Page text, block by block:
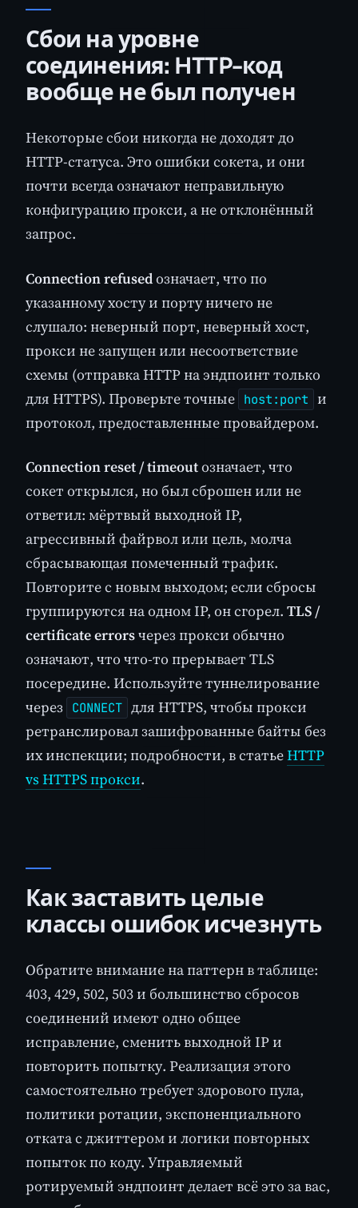
Сбои на уровне
соединения: HTTP-код
вообще не был получен
Некоторые сбои никогда не доходят до
HTTP-статуса. Это ошибки сокета, и они
почти всегда означают неправильную
конфигурацию прокси, а не отклонённый
запрос.
Connection refusedозначает, что по
указанному хосту и порту ничего не
слушало: неверный порт, неверный хост,
прокси не запущен или несоответствие
схемы (отправка HTTP на эндпоинт только
для HTTPS). Проверьте точные host:port и
протокол, предоставленные провайдером.
Connection reset / timeoutозначает, что
сокет открылся, но был сброшен или не
ответил: мёртвый выходной IP,
агрессивный файрвол или цель, молча
сбрасывающая помеченный трафик.
Повторите с новым выходом; если сбросы
группируются на одном IP, он сгорел. TLS /
certificate errorsчерез прокси обычно
означают, что что-то прерывает TLS
посередине. Используйте туннелирование
через CONNECT для HTTPS, чтобы прокси
ретранслировал зашифрованные байты без
их инспекции; подробности, в статьеHTTP
vs HTTPS прокси.
Как заставить целые
классы ошибок исчезнуть
Обратите внимание на паттерн в таблице:
403, 429, 502, 503 и большинство сбросов
соединений имеют одно общее
исправление, сменить выходной IP и
повторить попытку. Реализация этого
самостоятельно требует здорового пула,
политики ротации, экспоненциального
отката с джиттером и логики повторных
попыток по коду. Управляемый
ротируемый эндпоинт делает всё это за вас,